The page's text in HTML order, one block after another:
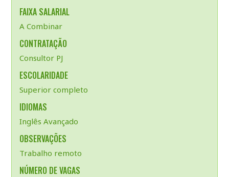
FAIXA SALARIAL
A Combinar
CONTRATAÇÃO
Consultor PJ
ESCOLARIDADE
Superior completo
IDIOMAS
Inglês Avançado
OBSERVAÇÕES
Trabalho remoto
NÚMERO DE VAGAS